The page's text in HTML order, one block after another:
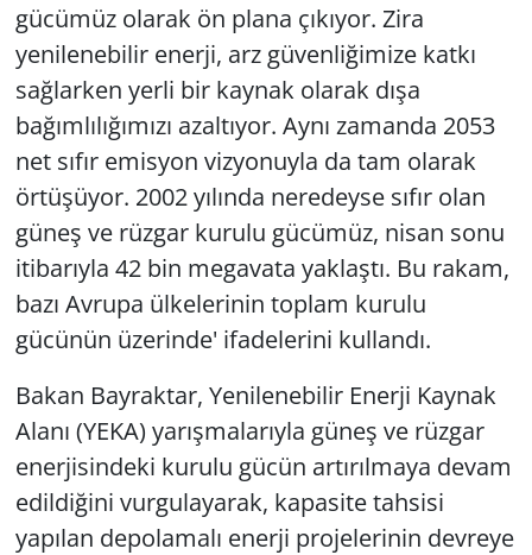
gücümüz olarak ön plana çıkıyor. Zira
yenilenebilir enerji, arz güvenliğimize katkı
sağlarken yerli bir kaynak olarak dışa
bağımlılığımızı azaltıyor. Aynı zamanda 2053
net sıfır emisyon vizyonuyla da tam olarak
örtüşüyor. 2002 yılında neredeyse sıfır olan
güneş ve rüzgar kurulu gücümüz, nisan sonu
itibarıyla 42 bin megavata yaklaştı. Bu rakam,
bazı Avrupa ülkelerinin toplam kurulu
gücünün üzerinde' ifadelerini kullandı.
Bakan Bayraktar, Yenilenebilir Enerji Kaynak
Alanı (YEKA) yarışmalarıyla güneş ve rüzgar
enerjisindeki kurulu gücün artırılmaya devam
edildiğini vurgulayarak, kapasite tahsisi
yapılan depolamalı enerji projelerinin devreye